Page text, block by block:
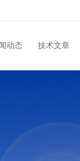
动态 技术文章